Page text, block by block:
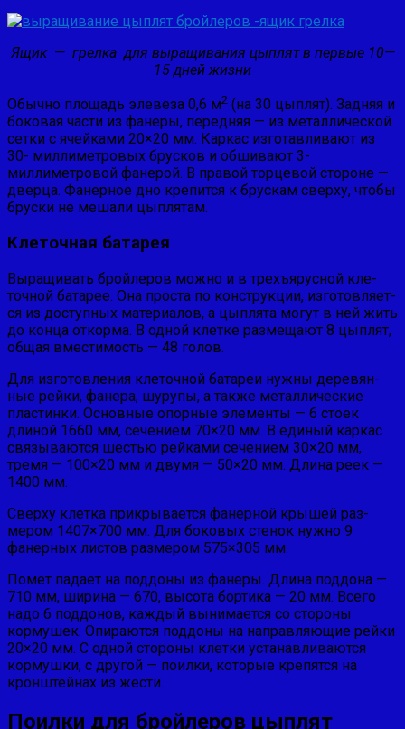
Ящик — грелка для выращивания цыплят в первые 10—
15 дней жизни
Обычно площадь элевеза 0,6 м2 (на 30 цыплят). Задняя и
боковая части из фанеры, передняя — из металлической
сетки с ячейками 20×20 мм. Каркас изготавливают из
30- миллиметровых брусков и обшивают 3-
миллиметровой фа­нерой. В правой торцевой стороне —
дверца. Фанерное дно крепится к брускам сверху, чтобы
бруски не мешали цыплятам.
Кле­точная батарея
Выращивать бройлеров можно и в трехъярусной кле­
точной батарее. Она проста по конструкции, изготовляет­
ся из доступных материалов, а цыплята могут в ней жить
до конца откорма. В одной клетке размещают 8 цыплят,
общая вместимость — 48 голов.
Для изготовления клеточной батареи нужны деревян­
ные рейки, фанера, шурупы, а также металлические
плас­тинки. Основные опорные элементы — 6 стоек
длиной 1660 мм, сечением 70×20 мм. В единый каркас
связываются ше­стью рейками сечением 30×20 мм,
тремя — 100×20 мм и двумя — 50×20 мм. Длина реек —
1400 мм.
Сверху клетка прикрывается фанерной крышей раз­
мером 1407×700 мм. Для боковых стенок нужно 9
фанер­ных листов размером 575×305 мм.
Помет падает на поддоны из фанеры. Длина поддона —
710 мм, ширина — 670, высота бортика — 20 мм. Всего
надо 6 поддонов, каждый вынимается со стороны
корму­шек. Опираются поддоны на направляющие рейки
20×20 мм. С одной стороны клетки устанавливаются
кормушки, с другой — поилки, которые крепятся на
кронш­тейнах из жести.
Поилки для бройлеров цыплят